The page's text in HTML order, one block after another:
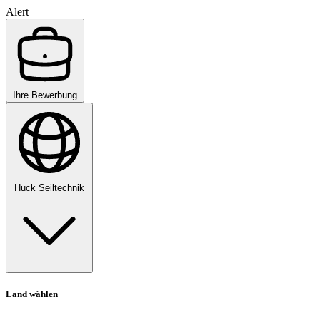
Alert
Ihre Bewerbung
Huck Seiltechnik
Land wählen